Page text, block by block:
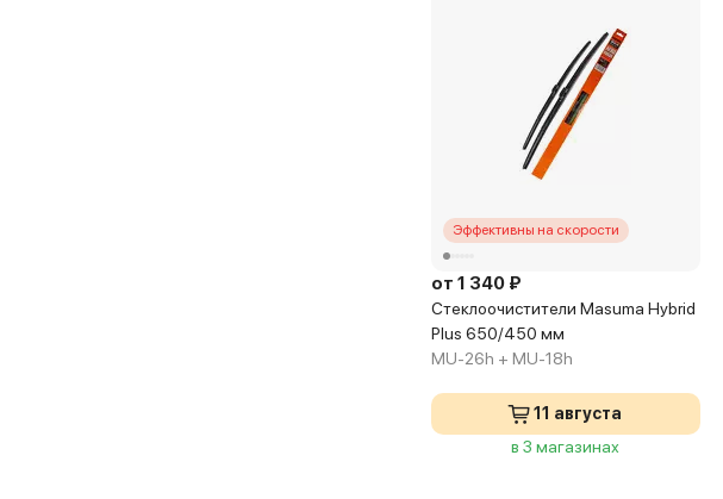
Эффективны на скорости
от 1 340 ₽
Стеклоочистители Masuma Hybrid
Plus 650/450 мм
MU-26h + MU-18h
11 августа
в 3 магазинах